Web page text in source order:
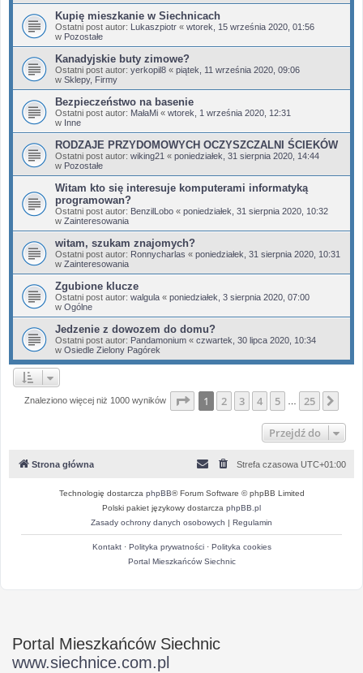
Kupię mieszkanie w Siechnicach
Ostatni post autor: Lukaszpiotr « wtorek, 15 września 2020, 01:56
w Pozostałe
Kanadyjskie buty zimowe?
Ostatni post autor: yerkopil8 « piątek, 11 września 2020, 09:06
w Sklepy, Firmy
Bezpieczeństwo na basenie
Ostatni post autor: MałaMi « wtorek, 1 września 2020, 12:31
w Inne
RODZAJE PRZYDOMOWYCH OCZYSZCZALNI ŚCIEKÓW
Ostatni post autor: wiking21 « poniedziałek, 31 sierpnia 2020, 14:44
w Pozostałe
Witam kto się interesuje komputerami informatyką
programowan?
Ostatni post autor: BenzilLobo « poniedziałek, 31 sierpnia 2020, 10:32
w Zainteresowania
witam, szukam znajomych?
Ostatni post autor: Ronnycharlas « poniedziałek, 31 sierpnia 2020, 10:31
w Zainteresowania
Zgubione klucze
Ostatni post autor: walgula « poniedziałek, 3 sierpnia 2020, 07:00
w Ogólne
Jedzenie z dowozem do domu?
Ostatni post autor: Pandamonium « czwartek, 30 lipca 2020, 10:34
w Osiedle Zielony Pagórek
Znaleziono więcej niż 1000 wyników Strona z25
1 2 3 4 5 25
Przejdź do
Strona główna Strefa czasowa UTC+01:00
Technologię dostarcza phpBB® Forum Software © phpBB Limited
Polski pakiet językowy dostarcza phpBB.pl
Zasady ochrony danych osobowych | Regulamin
Kontakt· Polityka prywatności· Polityka cookies
Portal Mieszkańców Siechnic
Portal Mieszkańców Siechnic
www.siechnice.com.pl